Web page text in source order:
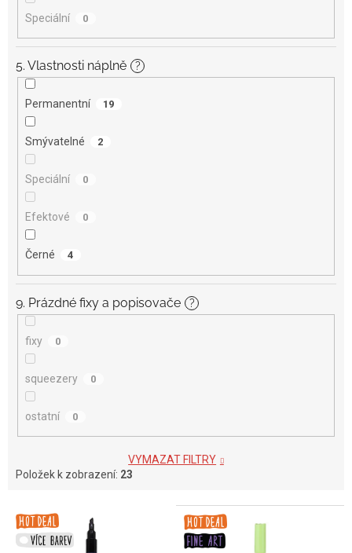
Speciální 0
5. Vlastnosti náplně ?
Permanentní 19
Smývatelné 2
Speciální 0
Efektové 0
Černé 4
9. Prázdné fixy a popisovače ?
fixy 0
squeezery 0
ostatní 0
VYMAZAT FILTRY
Položek k zobrazení: 23
V
p